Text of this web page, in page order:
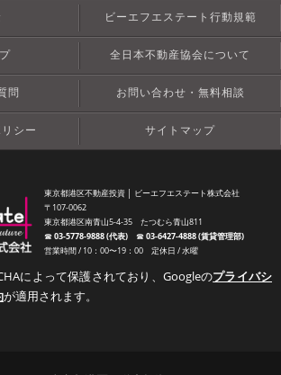
ビーエフエステート行動規範
全日本不動産協会について
問 お問い合わせ・無料相談
シー サイトマップ
東京都港区不動産投資 │ ビーエフエステート株式会社
〒107-0062
東京都港区南青山5-4-35 たつむら青山811
☎︎03-5778-9888 (代表)☎︎03-6427-4888 (賃貸管理部)
営業時間 / 10：00〜19：00 定休日 / 水曜
によって保護されており、Googleのプライバシ
が適用されます。